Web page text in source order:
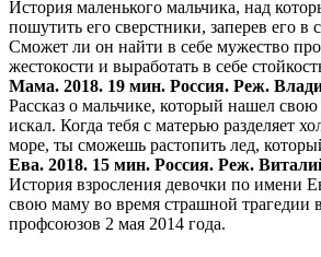
История маленького мальчика, над
пошутить его сверстники, заперев его в
Сможет ли он найти в себе мужество
жестокости и выработать в себе
Мама. 2018. 19 мин. Россия. Реж.
Рассказ о мальчике, который нашел
искал. Когда тебя с матерью разделяет
море, ты сможешь растопить лед,
Ева. 2018. 15 мин. Россия. Реж.
История взросления девочки по имени
свою маму во время страшной трагедии
профсоюзов 2 мая 2014 года.